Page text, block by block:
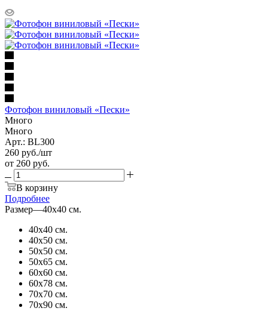
Фотофон виниловый «Пески»
Много
Много
Арт.: BL300
260 руб./шт
от 260 руб.
В корзину
Подробнее
Размер—40х40 см.
40х40 см.
40х50 см.
50х50 см.
50х65 см.
60х60 см.
60х78 см.
70х70 см.
70х90 см.